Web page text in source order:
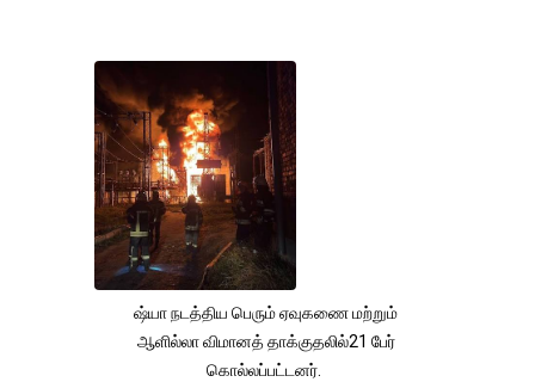
ஷ்யா நடத்திய பெரும் ஏவுகணை மற்றும்
ஆளில்லா விமானத் தாக்குதலில்21 பேர்
கொல்லப்பட்டனர்.